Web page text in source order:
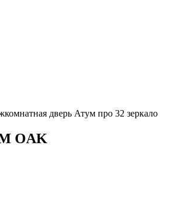
дверь Атум про 32 зеркало
OAK